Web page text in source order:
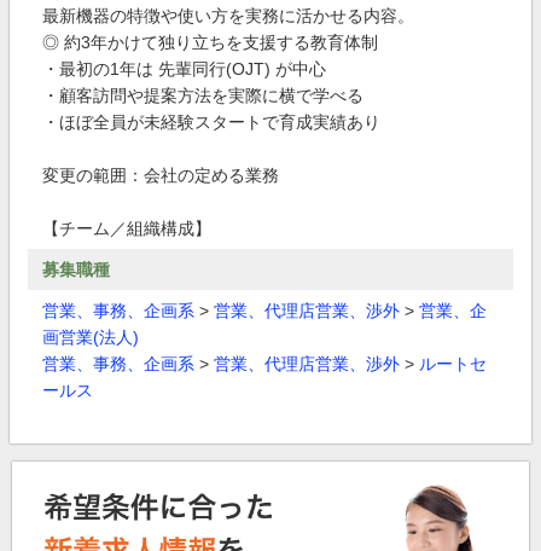
最新機器の特徴や使い方を実務に活かせる内容。
◎ 約3年かけて独り立ちを支援する教育体制
・最初の1年は 先輩同行(OJT) が中心
・顧客訪問や提案方法を実際に横で学べる
・ほぼ全員が未経験スタートで育成実績あり
変更の範囲：会社の定める業務
【チーム／組織構成】
募集職種
営業、事務、企画系 > 営業、代理店営業、渉外 > 営業、企
画営業(法人)
営業、事務、企画系 > 営業、代理店営業、渉外 > ルートセ
ールス